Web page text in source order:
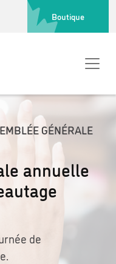
Boutique
GÉNÉRALE
annuelle
de